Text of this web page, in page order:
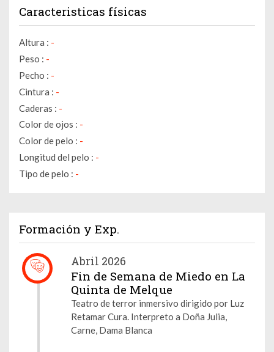
Caracteristicas físicas
Altura : -
Peso : -
Pecho : -
Cintura : -
Caderas : -
Color de ojos : -
Color de pelo : -
Longitud del pelo : -
Tipo de pelo : -
Formación y Exp.
Abril 2026
Fin de Semana de Miedo en La
Quinta de Melque
Teatro de terror inmersivo dirigido por Luz
Retamar Cura. Interpreto a Doña Julia,
Carne, Dama Blanca